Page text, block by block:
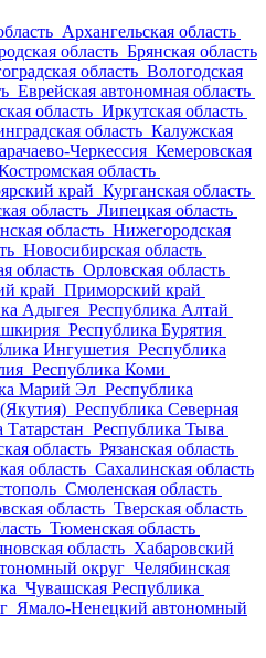
Архангельская область
область Брянская область
область Вологодская
Еврейская автономная область
область Иркутская область
область Калужская
Черкессия Кемеровская
область
край Курганская область
область Липецкая область
область Нижегородская
Новосибирская область
область Орловская область
край Приморский край
Адыгея Республика Алтай
Республика Бурятия
Ингушетия Республика
Республика Коми
Марий Эл Республика
Республика Северная
Татарстан Республика Тыва
область Рязанская область
область Сахалинская область
Смоленская область
область Тверская область
Тюменская область
область Хабаровский
округ Челябинская
Чувашская Республика
Ямало-Ненецкий автономный